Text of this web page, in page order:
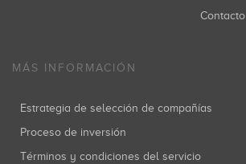
Contacto
MÁS INFORMACIÓN
Estrategia de selección de compañías
Proceso de inversión
Términos y condiciones del servicio